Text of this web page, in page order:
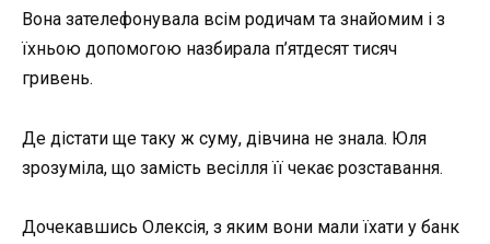
Вона зателефонувала всім родичам та знайомим і з
їхньою допомогою назбирала п’ятдесят тисяч
гривень.
Де дістати ще таку ж суму, дівчина не знала. Юля
зрозуміла, що замість весілля її чекає розставання.
Дочекавшись Олексія, з яким вони мали їхати у банк